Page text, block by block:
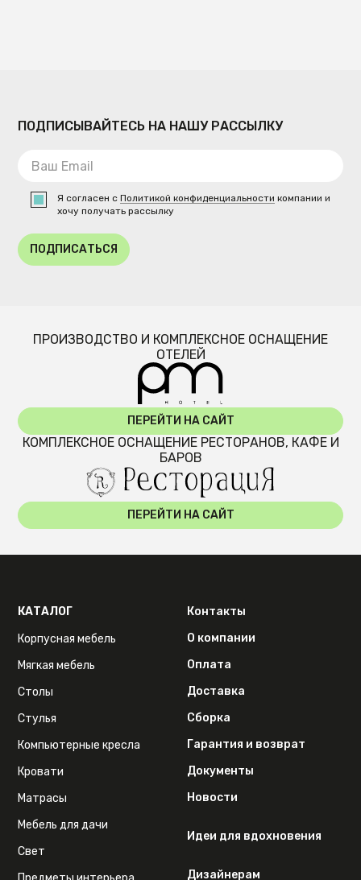
ПОДПИСЫВАЙТЕСЬ НА НАШУ РАССЫЛКУ
Я согласен сПолитикой конфиденциальности компании и
хочу получать рассылку
ПОДПИСАТЬСЯ
ПРОИЗВОДСТВО И КОМПЛЕКСНОЕ ОСНАЩЕНИЕ
ОТЕЛЕЙ
ПЕРЕЙТИ НА САЙТ
КОМПЛЕКСНОЕ ОСНАЩЕНИЕ РЕСТОРАНОВ, КАФЕ И
БАРОВ
ПЕРЕЙТИ НА САЙТ
КАТАЛОГ
Корпусная мебель
Мягкая мебель
Столы
Стулья
Компьютерные кресла
Кровати
Матрасы
Мебель для дачи
Свет
Контакты
О компании
Оплата
Доставка
Сборка
Гарантия и возврат
Документы
Новости
Идеи для вдохновения
Дизайнерам